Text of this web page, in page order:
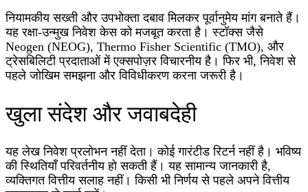
नियामकीय सख्ती और उपभोक्ता दबाव मिलकर पूर्वानुमेय मांग बनाते हैं।
यह रक्षा-उन्मुख निवेश केस को मजबूत करता है। स्टॉक्स जैसे
Neogen (NEOG), Thermo Fisher Scientific (TMO), और
ट्रेसबिलिटी प्रदाताओं में एक्सपोज़र विचारनीय है। फिर भी, निवेश से
पहले जोखिम समझना और विविधीकरण करना जरूरी है।
खुला संदेश और जवाबदेही
यह लेख निवेश प्रलोभन नहीं देता। कोई गारंटीड रिटर्न नहीं है। भविष्य
की स्थितियाँ परिवर्तनीय हो सकती हैं। यह सामान्य जानकारी है,
व्यक्तिगत वित्तीय सलाह नहीं। किसी भी निर्णय से पहले अपने वित्तीय